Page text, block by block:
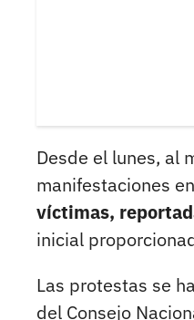
Desde el lunes, al
manifestaciones
víctimas,
inicial
Las protestas se
del Consejo